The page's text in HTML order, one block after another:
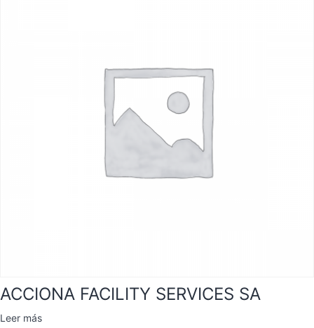
ACCIONA FACILITY SERVICES SA
Leer más